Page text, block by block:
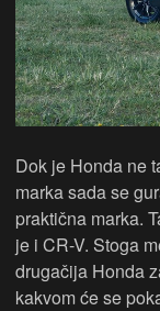
Dok je Honda ne
marka sada se
praktična marka.
je i CR-V. Stoga
drugačija Honda
kakvom će se